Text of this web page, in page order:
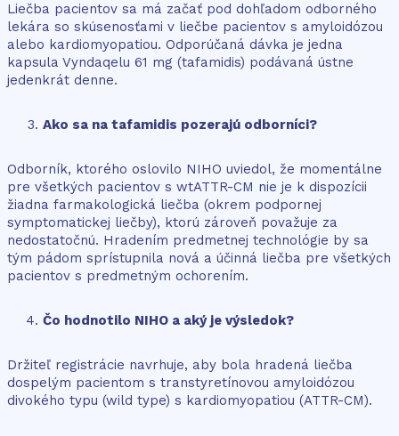
Liečba pacientov sa má začať pod dohľadom odborného
lekára so skúsenosťami v liečbe pacientov s amyloidózou
alebo kardiomyopatiou. Odporúčaná dávka je jedna
kapsula Vyndaqelu 61 mg (tafamidis) podávaná ústne
jedenkrát denne.
Ako sa na tafamidis pozerajú odborníci?
Odborník, ktorého oslovilo NIHO uviedol, že momentálne
pre všetkých pacientov s wtATTR-CM nie je k dispozícii
žiadna farmakologická liečba (okrem podpornej
symptomatickej liečby), ktorú zároveň považuje za
nedostatočnú. Hradením predmetnej technológie by sa
tým pádom sprístupnila nová a účinná liečba pre všetkých
pacientov s predmetným ochorením.
Čo hodnotilo NIHO a aký je výsledok?
Držiteľ registrácie navrhuje, aby bola hradená liečba
dospelým pacientom s transtyretínovou amyloidózou
divokého typu (wild type) s kardiomyopatiou (ATTR-CM).